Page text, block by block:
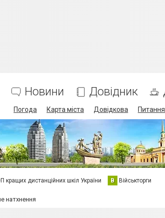
Новини Довідник
Погода Карта міста Довідкова
кращих дистанційних шкіл України В Військторги
натхнення